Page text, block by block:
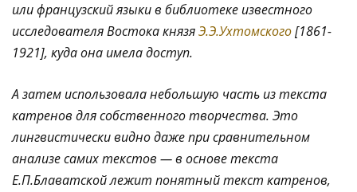
или французский языки в библиотеке известного
исследователя Востока князяЭ.Э.Ухтомского[1861-
1921], куда она имела доступ.
А затем использовала небольшую часть из текста
катренов для собственного творчества. Это
лингвистически видно даже при сравнительном
анализе самих текстов — в основе текста
Е.П.Блаватской лежит понятный текст катренов,